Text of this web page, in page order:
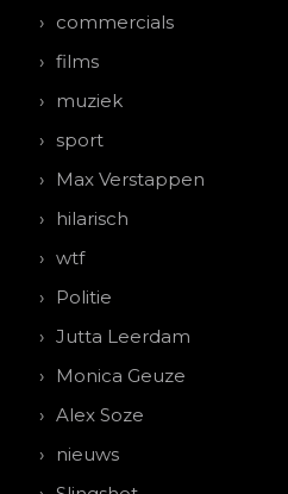
commercials
films
muziek
sport
Max Verstappen
hilarisch
wtf
Politie
Jutta Leerdam
Monica Geuze
Alex Soze
nieuws